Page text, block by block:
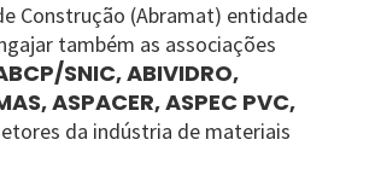
Construção (Abramat) entidade
também as associações
SNIC, ABIVIDRO,
ASPACER, ASPEC PVC,
da indústria de materiais